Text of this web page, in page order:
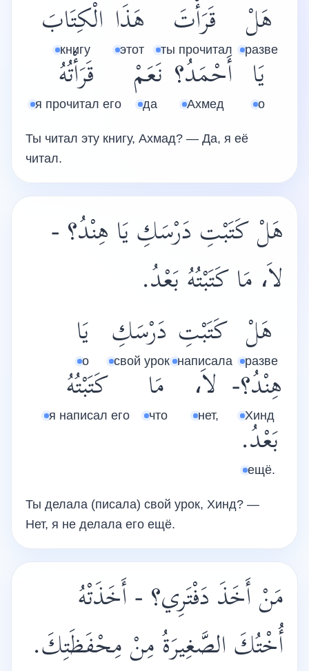
هَلْ
разве
قَرَأْتَ
ты прочитал
هَذَا
этот
الْكِتَابَ
книгу
يَا
о
أَحْمَدُ؟
Ахмед
نَعَمْ
да
قَرَأْتُهُ
я прочитал его
Ты читал эту книгу, Ахмад? — Да, я её
читал.
هَلْ كَتَبْتِ دَرْسَكِ يَا هِنْدُ؟ -
لاَ، مَا كَتَبْتُهُ بَعْدُ.
هَلْ
разве
كَتَبْتِ
написала
دَرْسَكِ
свой урок
يَا
о
هِنْدُ؟-
Хинд
لاَ،
нет,
مَا
что
كَتَبْتُهُ
я написал его
بَعْدُ.
ещё.
Ты делала (писала) свой урок, Хинд? —
Нет, я не делала его ещё.
مَنْ أَخَذَ دَفْتَرِي؟ - أَخَذَتْهُ
أُخْتُكَ الصَّغِيرَةُ مِنْ مِحْفَظَتِكَ.